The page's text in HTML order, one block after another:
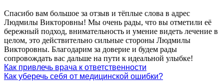
Спасибо вам большое за отзыв и тёплые слова в адрес
Людмилы Викторовны! Мы очень рады, что вы отметили её
бережный подход, внимательность и умение видеть лечение в
целом, это действительно сильные стороны Людмилы
Викторовны. Благодарим за доверие и будем рады
сопровождать вас дальше на пути к идеальной улыбке!
Как привлечь врача к ответственности
Как уберечь себя от медицинской ошибки?